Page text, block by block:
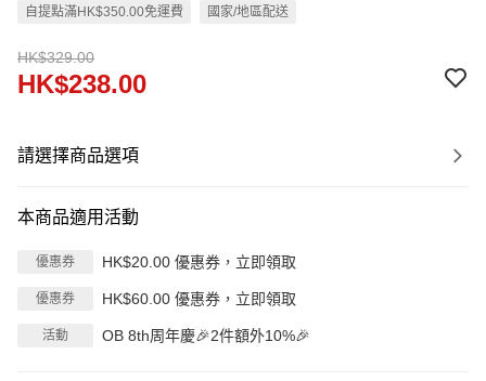
自提點滿HK$350.00免運費 國家/地區配送
HK$329.00
HK$238.00
請選擇商品選項
本商品適用活動
優惠券 HK$20.00 優惠券，立即領取
優惠券 HK$60.00 優惠券，立即領取
活動 OB 8th周年慶🎉2件額外10%🎉